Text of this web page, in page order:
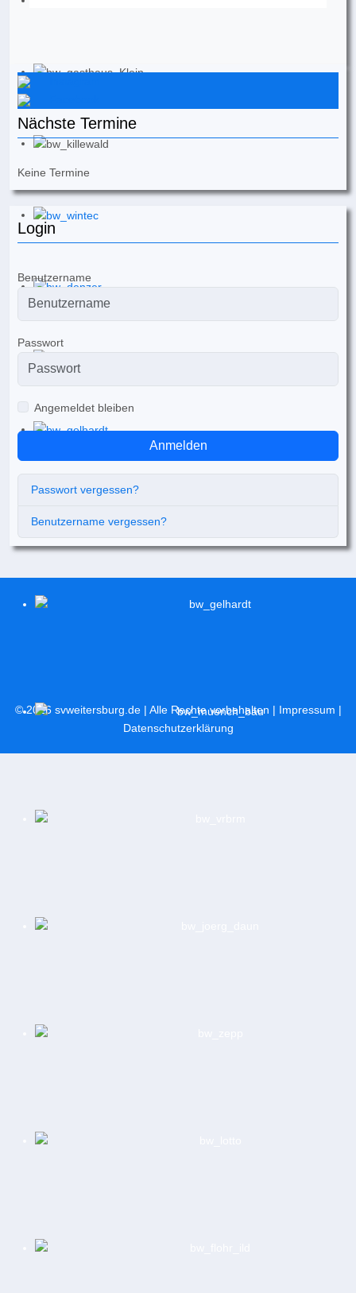
Nächste Termine
Keine Termine
Login
Benutzername
Passwort
Angemeldet bleiben
Anmelden
Passwort vergessen?
Benutzername vergessen?
© 2026 svweitersburg.de| Alle Rechte vorbehalten | Impressum |
Datenschutzerklärung